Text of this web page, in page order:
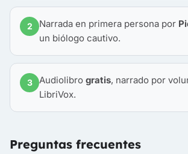
2 Narrada en primera persona por
un biólogo cautivo.
3 Audiolibro gratis, narrado por
LibriVox.
Preguntas frecuentes